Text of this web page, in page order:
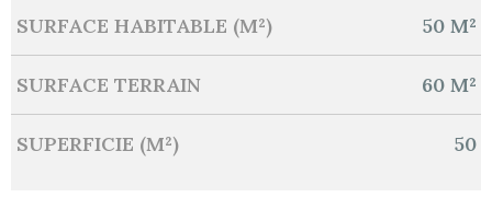
SURFACE HABITABLE (M²) 50 M²
SURFACE TERRAIN 60 M²
SUPERFICIE (M²) 50